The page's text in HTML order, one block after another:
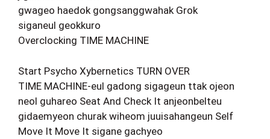
gwageo haedok gongsanggwahak Grok
siganeul geokkuro
Overclocking TIME MACHINE
Start Psycho Xybernetics TURN OVER
TIME MACHINE-eul gadong sigageun ttak ojeon
neol guhareo Seat And Check It anjeonbelteu
gidaemyeon churak wiheom juuisahangeun Self
Move It Move It sigane gachyeo